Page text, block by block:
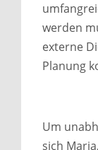
werden
externe
Planung
Um
sich